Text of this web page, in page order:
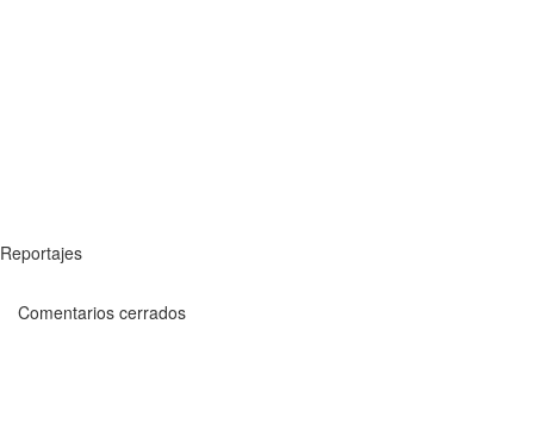
Reportajes
Comentarios cerrados